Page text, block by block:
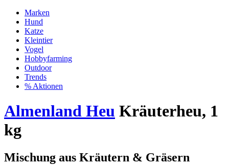
Marken
Hund
Katze
Kleintier
Vogel
Hobbyfarming
Outdoor
Trends
% Aktionen
Almenland Heu Kräuterheu, 1
kg
Mischung aus Kräutern & Gräsern